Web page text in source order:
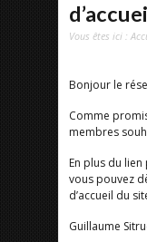
Vous êtes ici :
Bonjour le
Comme
membres
En plus du
vous pouvez
d’accueil du
Guillaume